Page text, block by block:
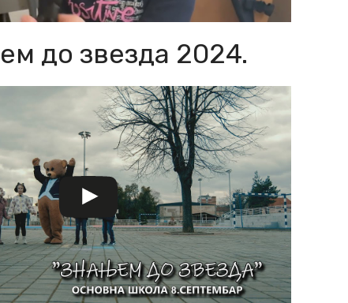
до звезда 2024.